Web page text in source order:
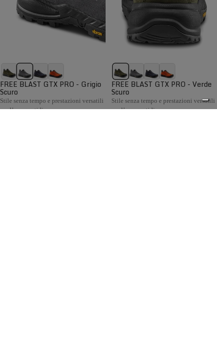
FREE BLAST GTX PRO - Grigio
Scuro
Stile senza tempo e prestazioni versatili
per l’uso quotidiano
FREE BLAST GTX PRO - Verde
Scuro
Stile senza tempo e prestazioni versatili
per l’uso quotidiano